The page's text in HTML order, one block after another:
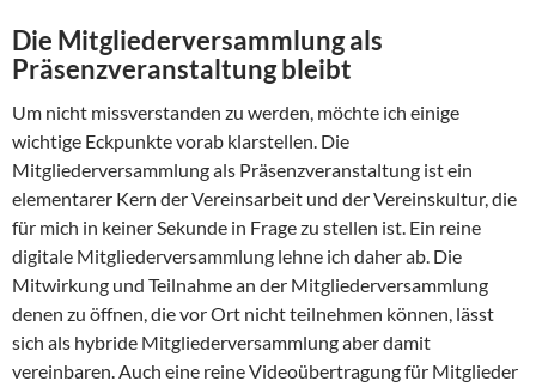
Die Mitgliederversammlung als
Präsenzveranstaltung bleibt
Um nicht missverstanden zu werden, möchte ich einige
wichtige Eckpunkte vorab klarstellen. Die
Mitgliederversammlung als Präsenzveranstaltung ist ein
elementarer Kern der Vereinsarbeit und der Vereinskultur, die
für mich in keiner Sekunde in Frage zu stellen ist. Ein reine
digitale Mitgliederversammlung lehne ich daher ab. Die
Mitwirkung und Teilnahme an der Mitgliederversammlung
denen zu öffnen, die vor Ort nicht teilnehmen können, lässt
sich als hybride Mitgliederversammlung aber damit
vereinbaren. Auch eine reine Videoübertragung für Mitglieder